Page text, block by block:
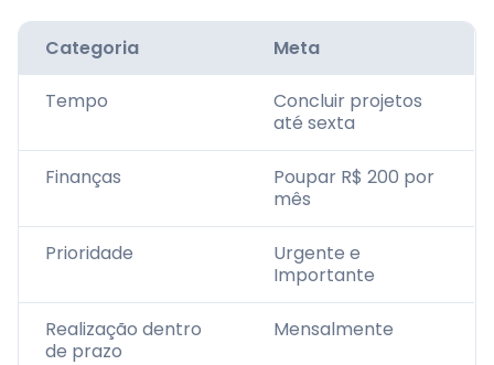
Categoria Meta
Tempo
Concluir projetos
até sexta
Finanças
Poupar R$ 200 por
mês
Prioridade
Urgente e
Importante
Realização dentro
de prazo
Mensalmente